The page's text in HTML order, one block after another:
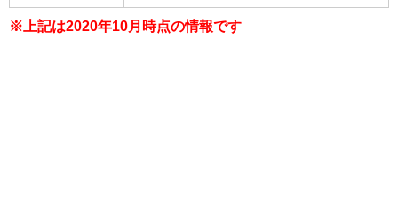
※上記は2020年10月時点の情報です